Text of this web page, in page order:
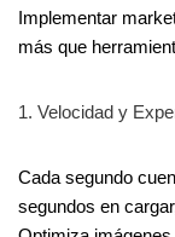
Implementar
más que
1. Velocidad y
Cada segundo
segundos en